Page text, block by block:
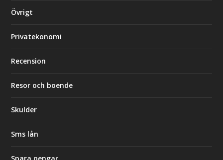
Övrigt
Privatekonomi
Recension
Resor och boende
Skulder
Sms lån